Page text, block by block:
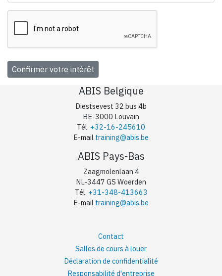
ABIS Belgique
Diestsevest 32 bus 4b
BE-3000 Louvain
Tél. +32-16-245610
E-mail training@abis.be
ABIS Pays-Bas
Zaagmolenlaan 4
NL-3447 GS Woerden
Tél. +31-348-413663
E-mail training@abis.be
Contact
Salles de cours à louer
Déclaration de confidentialité
Responsabilité d'entreprise